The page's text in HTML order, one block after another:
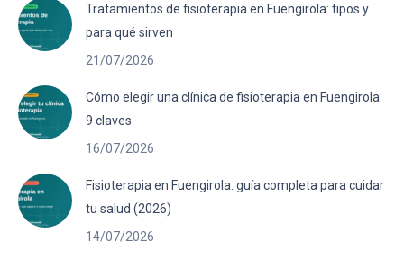
Tratamientos de fisioterapia en Fuengirola: tipos y
para qué sirven
21/07/2026
Cómo elegir una clínica de fisioterapia en Fuengirola:
9 claves
16/07/2026
Fisioterapia en Fuengirola: guía completa para cuidar
tu salud (2026)
14/07/2026